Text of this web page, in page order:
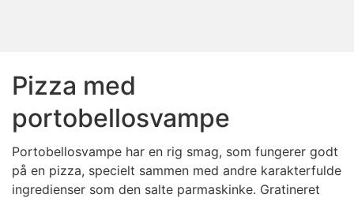
Pizza med
portobellosvampe
Portobellosvampe har en rig smag, som fungerer godt
på en pizza, specielt sammen med andre karakterfulde
ingredienser som den salte parmaskinke. Gratineret